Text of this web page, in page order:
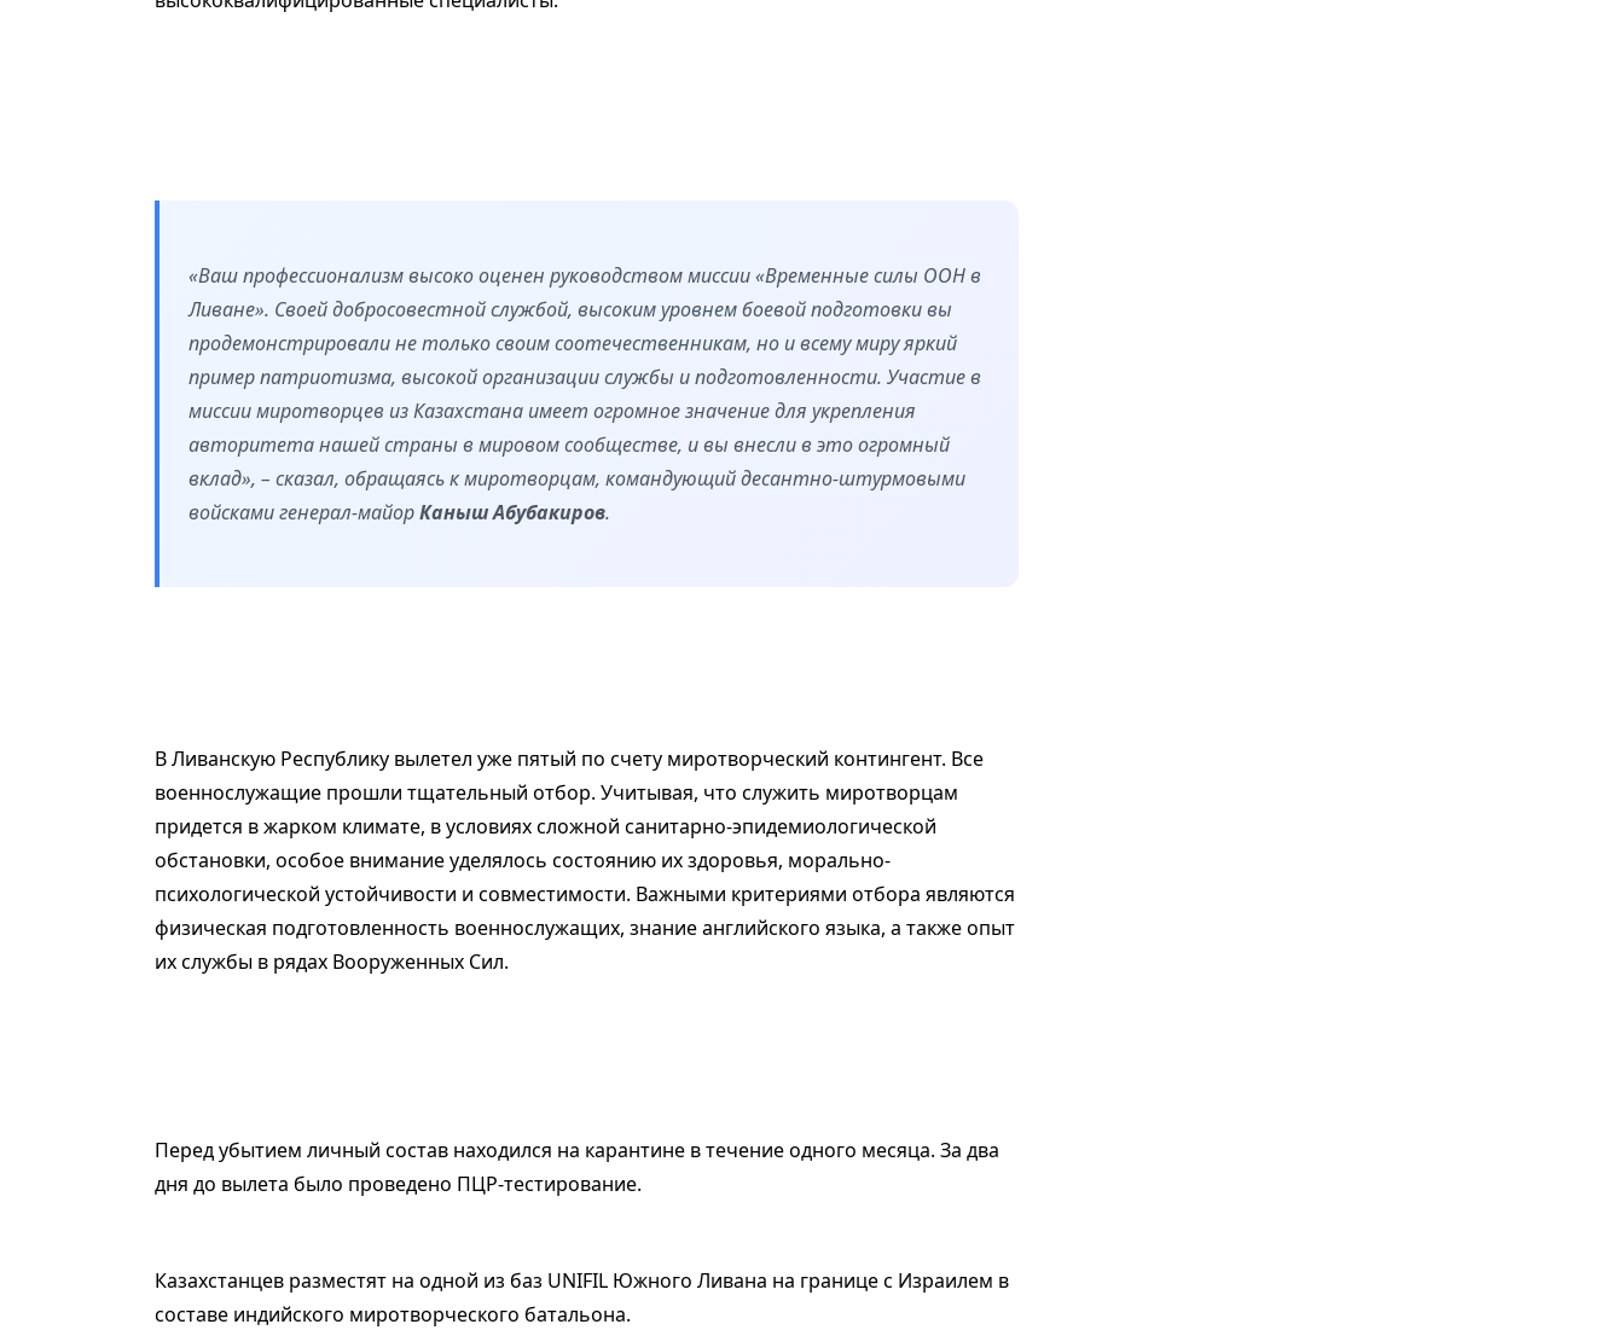
«Ваш профессионализм высоко оценен руководством миссии «Временные силы ООН в
Ливане». Своей добросовестной службой, высоким уровнем боевой подготовки вы
продемонстрировали не только своим соотечественникам, но и всему миру яркий
пример патриотизма, высокой организации службы и подготовленности. Участие в
миссии миротворцев из Казахстана имеет огромное значение для укрепления
авторитета нашей страны в мировом сообществе, и вы внесли в это огромный
вклад», – сказал, обращаясь к миротворцам, командующий десантно-штурмовыми
войсками генерал-майорКаныш Абубакиров.
В Ливанскую Республику вылетел уже пятый по счету миротворческий контингент. Все
военнослужащие прошли тщательный отбор. Учитывая, что служить миротворцам
придется в жарком климате, в условиях сложной санитарно-эпидемиологической
обстановки, особое внимание уделялось состоянию их здоровья, морально-
психологической устойчивости и совместимости. Важными критериями отбора являются
физическая подготовленность военнослужащих, знание английского языка, а также опыт
их службы в рядах Вооруженных Сил.
Перед убытием личный состав находился на карантине в течение одного месяца. За два
дня до вылета было проведено ПЦР-тестирование.
Казахстанцев разместят на одной из баз UNIFIL Южного Ливана на границе с Израилем в
составе индийского миротворческого батальона.